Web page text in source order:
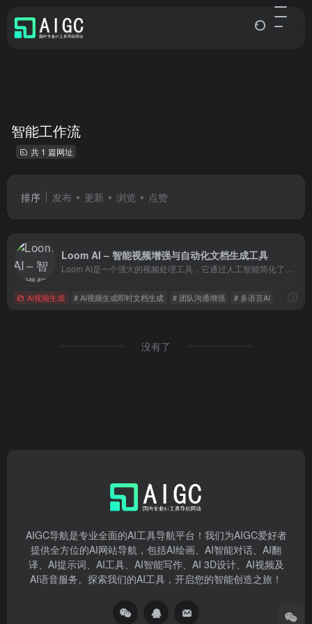
智能工作流
共 1 篇网址
排序 发布 更新 浏览 点赞
Loom AI – 智能视频增强与自动化文档生成工具
AI视频生成 # AI视频生成即时文档生成 # 团队沟通增强 # 多语言AI
没有了
AIGC导航是专业全面的AI工具导航平台！我们为AIGC爱好者
提供全方位的AI网站导航，包括AI绘画、AI智能对话、AI翻
译、AI提示词、AI工具、AI智能写作、AI 3D设计、AI视频及
AI语音服务。探索我们的AI工具，开启您的智能创造之旅！